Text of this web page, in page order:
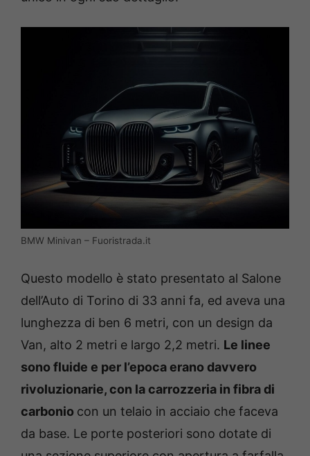
BMW Minivan – Fuoristrada.it
Questo modello è stato presentato al Salone
dell’Auto di Torino di 33 anni fa, ed aveva una
lunghezza di ben 6 metri, con un design da
Van, alto 2 metri e largo 2,2 metri. Le linee
sonofluide e per l’epoca erano davvero
rivoluzionarie, con la carrozzeria in fibra di
carbonio con un telaio in acciaio che faceva
da base. Le porte posteriori sono dotate di